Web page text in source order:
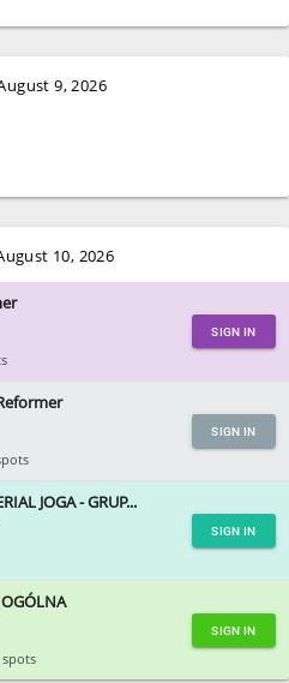
9, 2026
10, 2026
SIGN IN
SIGN IN
JOGA - GRUP...
SIGN IN
OGÓLNA
spots
SIGN IN